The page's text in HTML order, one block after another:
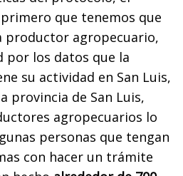
que tenemos que
productor agropecuario,
los datos que la
su actividad en San Luis,
provincia de San Luis,
agropecuarios lo
personas que tengan
con hacer un trámite